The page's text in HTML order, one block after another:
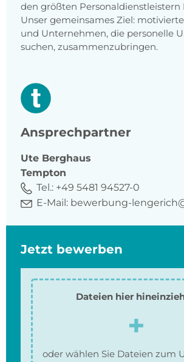
den größten Personaldienstleistern
Unser gemeinsames Ziel:
und Unternehmen, die personelle
suchen, zusammenzubringen.
Ansprechpartner
Ute Berghaus
Tempton
Tel.: +49 5481 94527-0
E-Mail: bewerbung-
Jetzt bewerben
Dateien hier
oder wählen Sie Dateien zum